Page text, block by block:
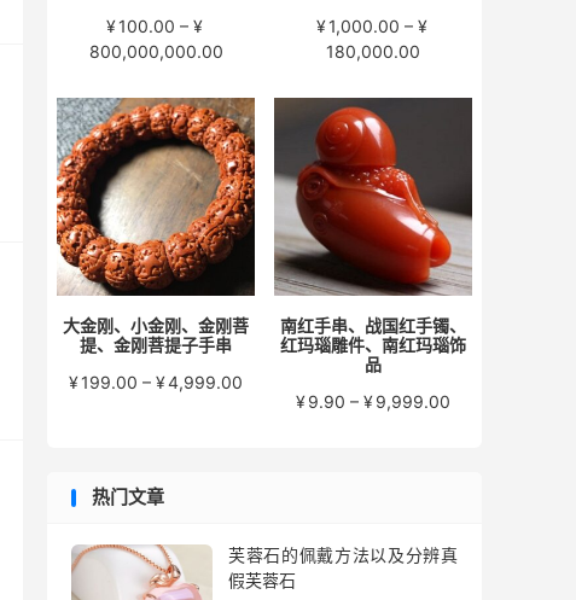
¥100.00 – ¥
800,000,000.00价
范
围：
¥100.00
至
¥800,000,000.00
¥1,000.00 – ¥
180,000.00
范
¥180,000.00
大金刚、小金刚、金刚菩
提、金刚菩提子手串
¥199.00 – ¥4,999.00
南红手串、战国红手镯、
红玛瑙雕件、南红玛瑙饰
品
¥9.90 – ¥9,999.00
¥9,999.00
热门文章
芙蓉石的佩戴方法以及分辨真
假芙蓉石